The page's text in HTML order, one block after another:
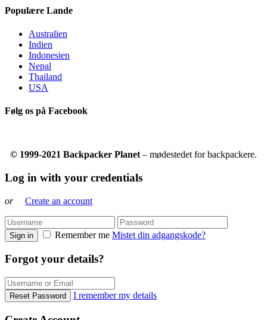
Populære Lande
Australien
Indien
Indonesien
Nepal
Thailand
USA
Følg os på Facebook
© 1999-2021 Backpacker Planet – mødestedet for backpackere.
Log in with your credentials
or Create an account
Sign in Remember me Mistet din adgangskode?
Forgot your details?
Reset Password I remember my details